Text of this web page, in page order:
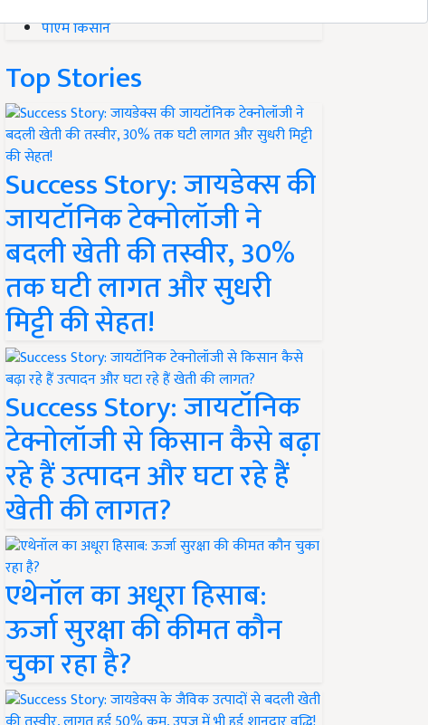
पीएम किसान
Top Stories
Success Story: जायडेक्स की
जायटॉनिक टेक्नोलॉजी ने
बदली खेती की तस्वीर, 30%
तक घटी लागत और सुधरी
मिट्टी की सेहत!
Success Story: जायटॉनिक
टेक्नोलॉजी से किसान कैसे बढ़ा
रहे हैं उत्पादन और घटा रहे हैं
खेती की लागत?
एथेनॉल का अधूरा हिसाब:
ऊर्जा सुरक्षा की कीमत कौन
चुका रहा है?